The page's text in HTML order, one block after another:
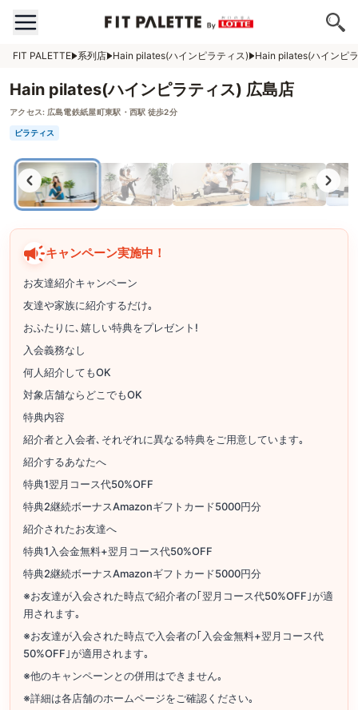
FIT PALETTE 系列店 Hain pilates(ハインピラティス) Hain pilates(ハインピ
Hain pilates(ハインピラティス) 広島店
アクセス: 広島電鉄紙屋町東駅・西駅 徒歩2分
ピラティス
キャンペーン実施中！
お友達紹介キャンペーン
友達や家族に紹介するだけ｡
おふたりに､嬉しい特典をプレゼント!
入会義務なし
何人紹介してもOK
対象店舗ならどこでもOK
特典内容
紹介者と入会者､それぞれに異なる特典をご用意しています｡
紹介するあなたへ
特典1翌月コース代50%OFF
特典2継続ボーナスAmazonギフトカード5000円分
紹介されたお友達へ
特典1入会金無料+翌月コース代50%OFF
特典2継続ボーナスAmazonギフトカード5000円分
※お友達が入会された時点で紹介者の｢翌月コース代50%OFF｣が適
用されます｡
※お友達が入会された時点で入会者の｢入会金無料+翌月コース代
50%OFF｣が適用されます｡
※他のキャンペーンとの併用はできません｡
※詳細は各店舗のホームページをご確認ください｡